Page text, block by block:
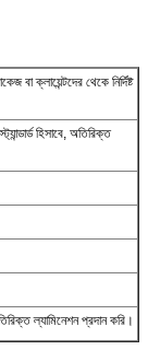
ক্লায়েন্টদের থেকে নির্দিষ্ট
হিসাবে, অতিরিক্ত
ল্যামিনেশন প্রদান করি।